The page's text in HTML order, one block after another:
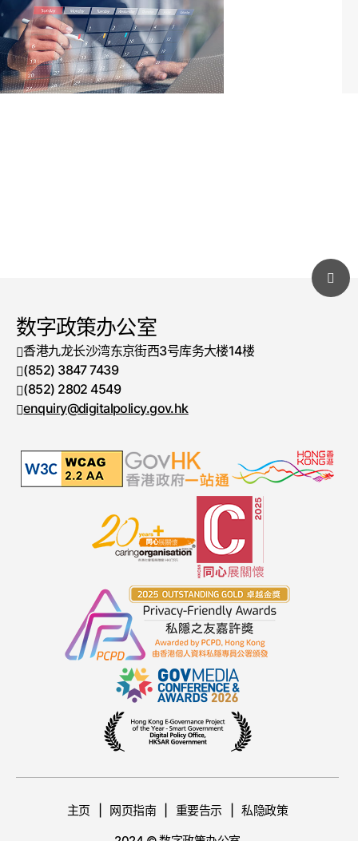
数字政策办公室
香港九龙长沙湾东京街西3号库务大楼14楼
电话号码
(852) 3847 7439
传真号码
(852) 2802 4549
enquiry@digitalpolicy.gov.hk
主页 网页指南 重要告示
私隐政策